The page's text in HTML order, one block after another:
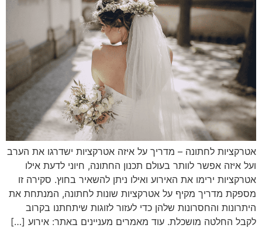
אטרקציות לחתונה – מדריך על איזה אטרקציות ישדרגו את הערב
ועל איזה אפשר לוותר בעולם תכנון החתונה, חיוני לדעת אילו
אטרקציות ירימו את האירוע ואילו ניתן להשאיר בחוץ. סקירה זו
מספקת מדריך מקיף על אטרקציות שונות לחתונה, המנתחת את
היתרונות והחסרונות שלהן כדי לעזור לזוגות שיתחתנו בקרוב
לקבל החלטה מושכלת. עוד מאמרים מעניינים באתר: אירוע […]